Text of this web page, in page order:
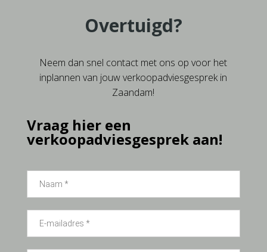
Overtuigd?
Neem dan snel contact met ons op voor het
inplannen van jouw verkoopadviesgesprek in
Zaandam!
Vraag hier een
verkoopadviesgesprek aan!